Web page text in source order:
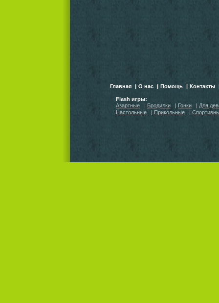
Главная | О нас | Помощь | Контакты
Flash игры:
Азартные
| Бродилки | Гонки | Для
Настольные
| Прикольные |